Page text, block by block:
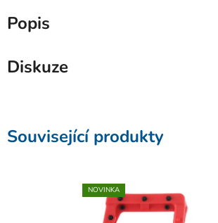
Popis
Diskuze
Související produkty
NOVINKA